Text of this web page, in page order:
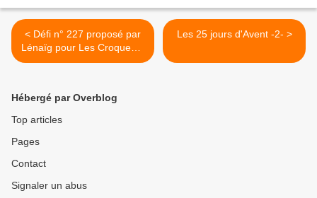
< Défi n° 227 proposé par
Lénaïg pour Les Croqueurs
de Mots.
Les 25 jours d'Avent -2- >
Hébergé par Overblog
Top articles
Pages
Contact
Signaler un abus